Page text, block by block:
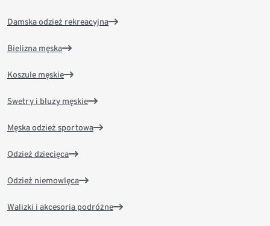
Damska odzież rekreacyjna
Bielizna męska
Koszule męskie
Swetry i bluzy męskie
Męska odzież sportowa
Odzież dziecięca
Odzież niemowlęca
Walizki i akcesoria podróżne